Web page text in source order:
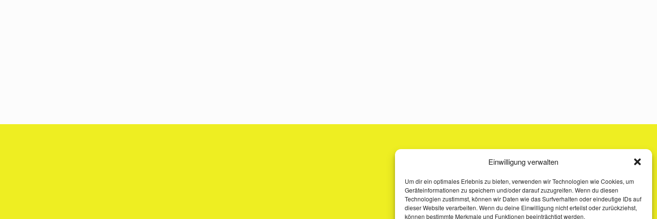
Einwilligung verwalten
Um dir ein optimales Erlebnis zu bieten, verwenden wir Technologien wie Cookies, um
Geräteinformationen zu speichern und/oder darauf zuzugreifen. Wenn du diesen
Technologien zustimmst, können wir Daten wie das Surfverhalten oder eindeutige IDs auf
dieser Website verarbeiten. Wenn du deine Einwilligung nicht erteilst oder zurückziehst,
können bestimmte Merkmale und Funktionen beeinträchtigt werden.